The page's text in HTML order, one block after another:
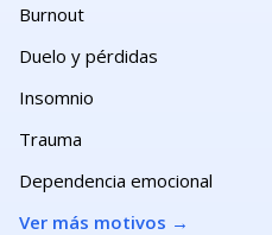
Burnout
Duelo y pérdidas
Insomnio
Trauma
Dependencia emocional
Ver más motivos →